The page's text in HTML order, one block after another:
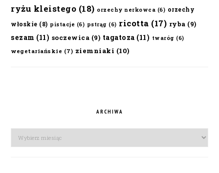
ryżu kleistego (18) orzechy nerkowca (6) orzechy
włoskie (8) pistacje (6) pstrąg (6) ricotta (17) ryba (9)
sezam (11) soczewica (9) tagatoza (11) twaróg (6)
wegetariańskie (7) ziemniaki (10)
ARCHIWA
Archiwa